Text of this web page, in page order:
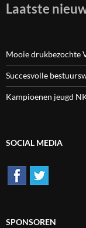
Laatste
Mooie drukbezochte
Succesvolle
Kampioenen jeugd
SOCIAL MEDIA
SPONSOREN